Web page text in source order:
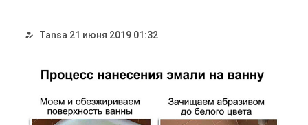
Tansa 21 июня 2019 01:32